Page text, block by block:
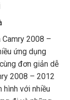
Camry 2008 –
ứng dụng
đơn giản dễ
2008 – 2012
hình với nhiều